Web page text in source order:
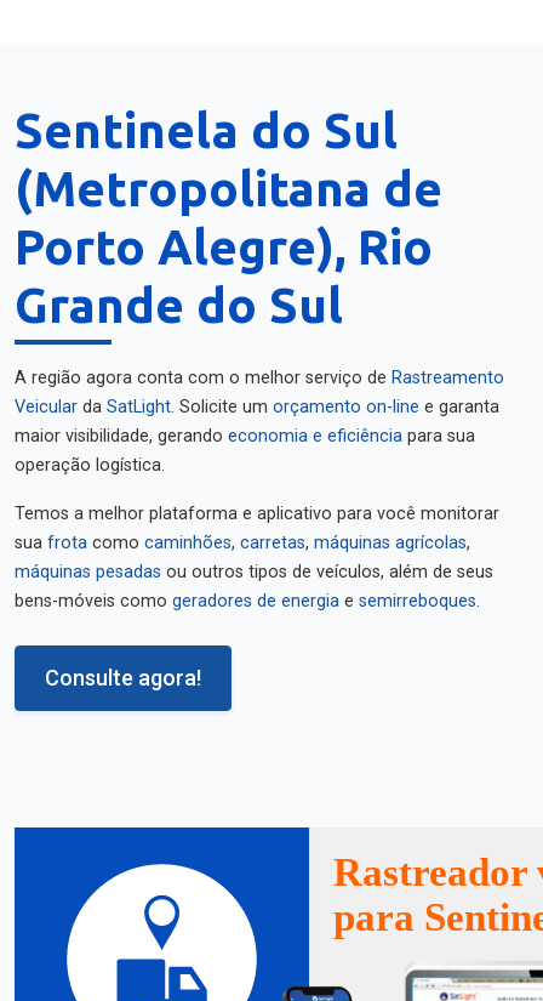
Sentinela do Sul
(Metropolitana de
Porto Alegre), Rio
Grande do Sul
A região agora conta com o melhor serviço de Rastreamento
Veicular da SatLight. Solicite um orçamento on-line e garanta
maior visibilidade, gerando economia e eficiência para sua
operação logística.
Temos a melhor plataforma e aplicativo para você monitorar
sua frota como caminhões, carretas, máquinas agrícolas,
máquinas pesadas ou outros tipos de veículos, além de seus
bens-móveis como geradores de energia e semirreboques.
Consulte agora!
Rastreador
para